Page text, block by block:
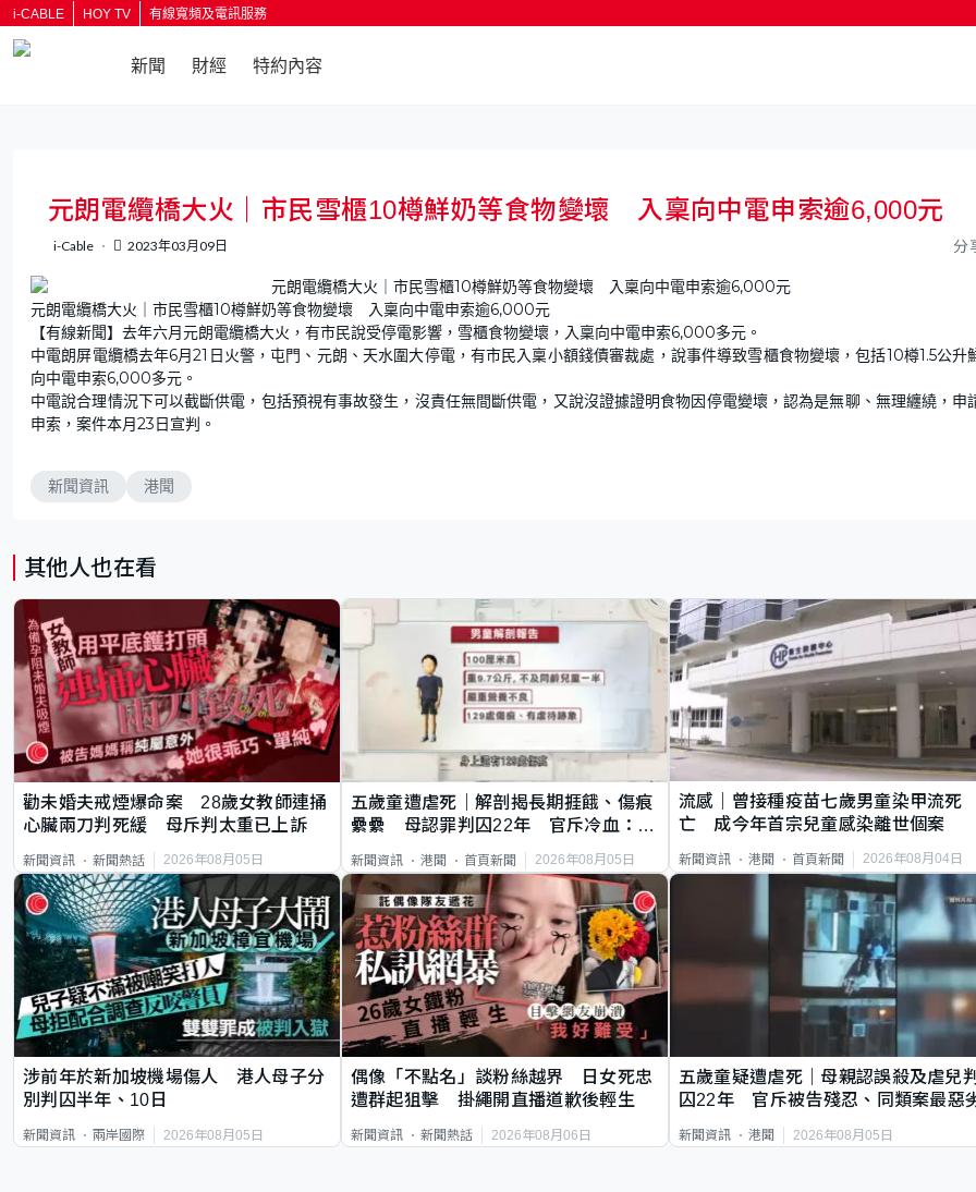
i-CABLE HOY TV 有線寬頻及電訊服務
新聞 財經 特約內容
元朗電纜橋大火｜市民雪櫃10樽鮮奶等食物變壞 入稟向中電申索逾6,000元
i-Cable 2023年03月09日 分
元朗電纜橋大火｜市民雪櫃10樽鮮奶等食物變壞 入稟向中電申索逾6,000元
【有線新聞】去年六月元朗電纜橋大火，有市民說受停電影響，雪櫃食物變壞，入稟向中電申索6,000多元。
中電朗屏電纜橋去年6月21日火警，屯門、元朗、天水圍大停電，有市民入稟小額錢債審裁處，說事件導致雪櫃食物變壞，包括10樽1.5公升
向中電申索6,000多元。
中電說合理情況下可以截斷供電，包括預視有事故發生，沒責任無間斷供電，又說沒證據證明食物因停電變壞，認為是無聊、無理纏繞，申
申索，案件本月23日宣判。
新聞資訊 港聞
其他人也在看
勸未婚夫戒煙爆命案 28歲女教師連捅
心臟兩刀判死緩 母斥判太重已上訴
新聞資訊 新聞熱話 2026年08月05日
五歲童遭虐死｜解剖揭長期捱餓、傷痕
纍纍 母認罪判囚22年 官斥冷血：同
新聞資訊 港聞 首頁新聞 2026年08月05日
流感｜曾接種疫苗七歲男童染甲流死
亡 成今年首宗兒童感染離世個案
新聞資訊 港聞 首頁新聞 2026年08月04日
涉前年於新加坡機場傷人 港人母子分
別判囚半年、10日
新聞資訊 兩岸國際 2026年08月05日
偶像「不點名」談粉絲越界 日女死忠
遭群起狙擊 掛繩開直播道歉後輕生
新聞資訊 新聞熱話 2026年08月06日
五歲童疑遭虐死｜母親認誤殺及虐兒
囚22年 官斥被告殘忍、同類案最惡
新聞資訊 港聞 2026年08月05日